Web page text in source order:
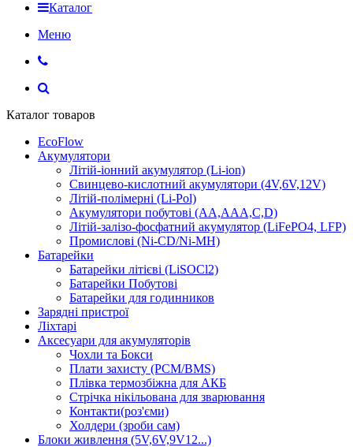
Каталог
Меню
Каталог товаров
EcoFlow
Акумулятори
Літій-іонний акумулятор (Li-ion)
Свинцево-кислотний акумулятори (4V,6V,12V)
Літій-полімерні (Li-Pol)
Акумулятори побутові (AA,AAA,C,D)
Літій-залізо-фосфатний акумулятор (LiFePO4, LFP)
Промислові (Ni-CD/Ni-MH)
Батарейки
Батарейки літієві (LiSOCl2)
Батарейки Побутові
Батарейки для годинников
Зарядні пристрої
Ліхтарі
Аксесуари для акумуляторів
Чохли та Бокси
Плати захисту (PCM/BMS)
Плівка термозбіжна для АКБ
Стрічка нікільована для зварювання
Контакти(роз'єми)
Холдери (зроби сам)
Блоки живлення (5V,6V,9V12...)